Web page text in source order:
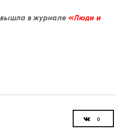
вышла в журнале «Люди и